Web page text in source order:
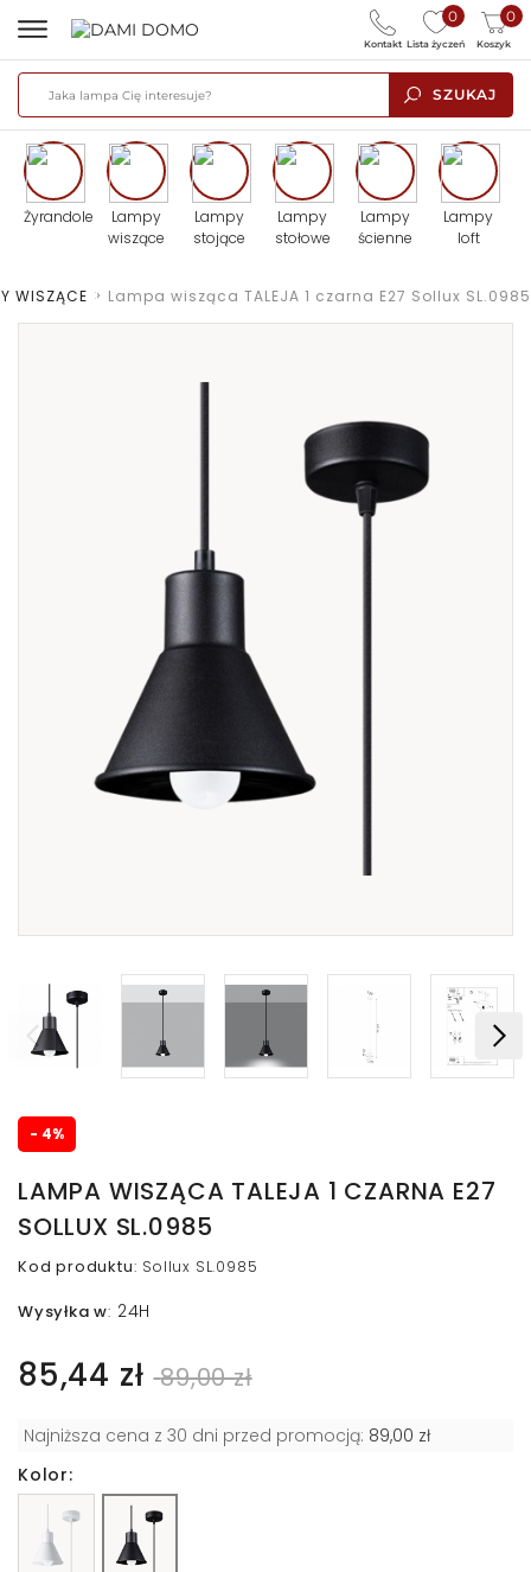
SZUKAJ
0
Lista życzeń
0
Koszyk
Kontakt
Żyrandole
Lampy
wiszące
Lampy
stojące
Lampy
stołowe
Lampy
ścienne
Lampy
loft
WISZĄCE > Lampa wisząca TALEJA 1 czarna E27 Sollux SL.0985
- 4%
LAMPA WISZĄCA TALEJA 1 CZARNA E27
SOLLUX SL.0985
Kod produktu: Sollux SL.0985
Wysyłka w: 24H
85,44 zł 89,00 zł
Najniższa cena z 30 dni przed promocją: 89,00 zł
Kolor: